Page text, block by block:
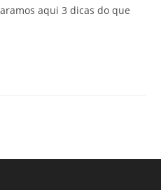
aqui 3 dicas do que